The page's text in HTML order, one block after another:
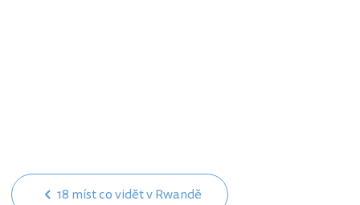
18 míst co vidět v Rwandě